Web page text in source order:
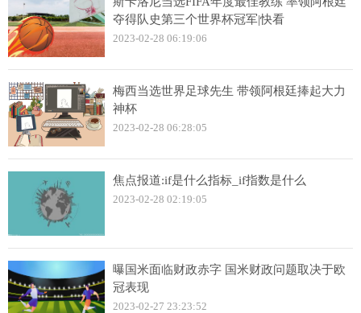
夺得队史第三个世界杯冠军|快看
2023-02-28 06:19:06
梅西当选世界足球先生 带领阿根廷捧起大力
神杯
2023-02-28 06:28:05
焦点报道:if是什么指标_if指数是什么
2023-02-28 02:19:05
曝国米面临财政赤字 国米财政问题取决于欧
冠表现
2023-02-27 23:23:52